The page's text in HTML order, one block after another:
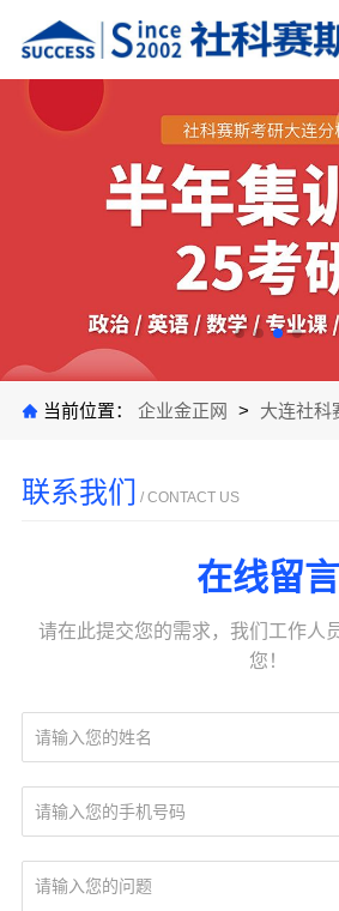
当前位置： 企业金正网 > 大连社科
联系我们 / CONTACT US
在线留言
请在此提交您的需求，我们工作人
您！